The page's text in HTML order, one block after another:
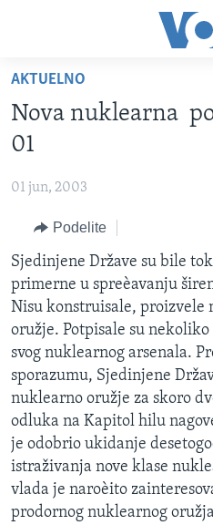
glavni
sadržaj
Idi
na
glavnu
navigaciju
pretragu
BALKAN
GLOBALNE TEME
EKONOMIJA
NAUKA I TEHNOLOGIJA
MEDICINA
KULTURA
DRUŠTVO
SPORT
INTERVJU
OTVORENI STUDIO
IZ AMERIKE
PRATITE NAS
Jezici
AKTUELNO
Nova nuklearna
01
01 jun, 2003
Podelite
Sjedinjene Države su bile
primerne u spreèavanju
Nisu konstruisale,
oružje. Potpisale su
svog nuklearnog arsenala.
sporazumu, Sjedinjene
nuklearno oružje za skoro
odluka na Kapitol hilu
je odobrio ukidanje
istraživanja nove klase
vlada je naroèito
prodornog nuklearnog